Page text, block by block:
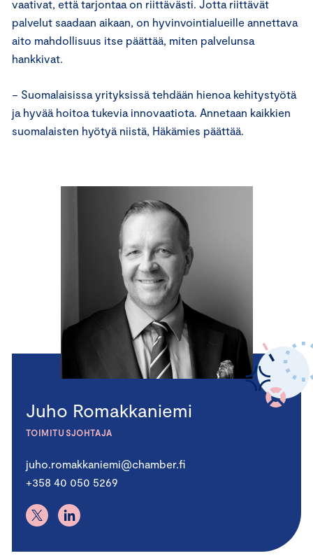
vaativat, että tarjontaa on riittävästi. Jotta riittävät
palvelut saadaan aikaan, on hyvinvointialueille annettava
aito mahdollisuus itse päättää, miten palvelunsa
hankkivat.
− Suomalaisissa yrityksissä tehdään hienoa kehitystyötä
ja hyvää hoitoa tukevia innovaatiota. Annetaan kaikkien
suomalaisten hyötyä niistä, Häkämies päättää.
Juho Romakkaniemi
TOIMITUSJOHTAJA
juho.romakkaniemi@chamber.fi
+358 40 050 5269